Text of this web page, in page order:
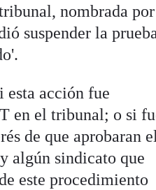
nombrada
suspender la
esta acción fue
en el tribunal; o si
de que aprobaran el
algún sindicato que
este procedimiento